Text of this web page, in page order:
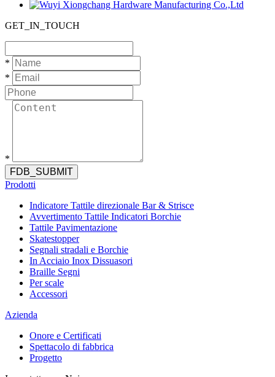
GET_IN_TOUCH
*
*
*
FDB_SUBMIT
Prodotti
Indicatore Tattile direzionale Bar & Strisce
Avvertimento Tattile Indicatori Borchie
Tattile Pavimentazione
Skatestopper
Segnali stradali e Borchie
In Acciaio Inox Dissuasori
Braille Segni
Per scale
Accessori
Azienda
Onore e Certificati
Spettacolo di fabbrica
Progetto